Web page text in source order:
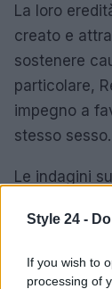
Style 24 -
If you wish to
processing of
La loro
creato e
sostenere
particolare,
impegno a
stesso sesso.
Le indagini
testimoni
piangono la